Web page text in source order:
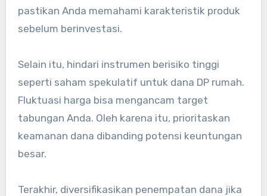
pastikan Anda memahami karakteristik produk
sebelum berinvestasi.
Selain itu, hindari instrumen berisiko tinggi
seperti saham spekulatif untuk dana DP rumah.
Fluktuasi harga bisa mengancam target
tabungan Anda. Oleh karena itu, prioritaskan
keamanan dana dibanding potensi keuntungan
besar.
Terakhir, diversifikasikan penempatan dana jika